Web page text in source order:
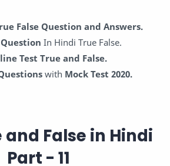
False Question and Answers.
In Hindi True False.
Test True and False.
with Mock Test 2020.
and False in Hindi
Part - 11